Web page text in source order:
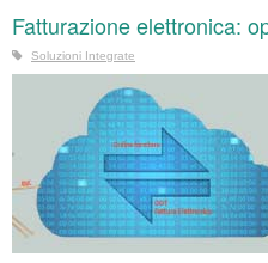
Fatturazione elettronica:
Soluzioni Integrate